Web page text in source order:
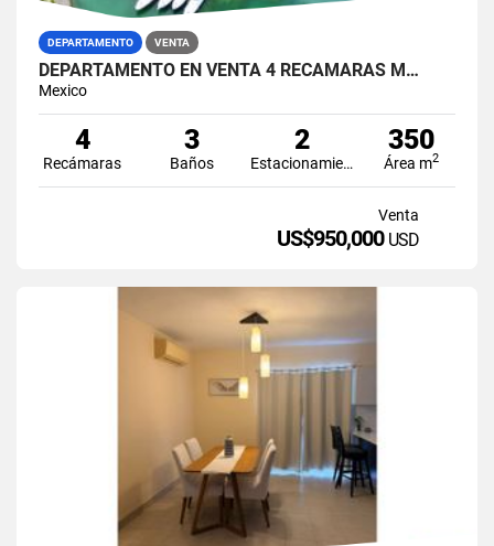
DEPARTAMENTO VENTA
DEPARTAMENTO EN VENTA 4 RECAMARAS M…
Mexico
4
Recámaras
3
Baños
2
Estacionamiento
350
Área m2
Venta
US$950,000 USD